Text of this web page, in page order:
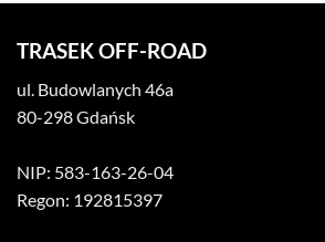
TRASEK OFF-ROAD
ul. Budowlanych 46a
80-298 Gdańsk
NIP: 583-163-26-04
Regon: 192815397